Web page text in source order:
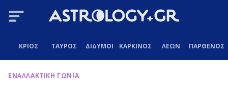
ΚΡΙΟΣ ΤΑΥΡΟΣ ΔΙΔΥΜΟΙ ΚΑΡΚΙΝΟΣ ΛΕΩΝ ΠΑΡΘΕΝΟΣ
ΕΝΑΛΛΑΚΤΙΚΗ ΓΩΝΙΑ